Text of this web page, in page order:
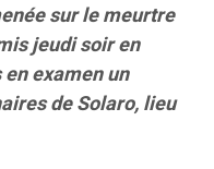
sur le meurtre
jeudi soir en
examen un
de Solaro, lieu